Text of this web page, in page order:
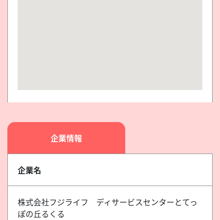
企業情報
企業名
株式会社フジライフ ディサービスセンターとてっ
ぽの丘るくる